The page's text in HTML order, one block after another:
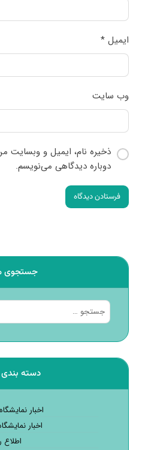
ایمیل*
وب‌ سایت
ذخیره نام، ایمیل و وبسایت
دوباره دیدگاهی می‌نویسم.
فرستادن دیدگاه
جستجوی
دسته
اخبار
اخبار
اطلاع